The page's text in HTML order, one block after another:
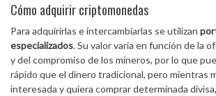
Cómo adquirir criptomonedas
Para adquirirlas e intercambiarlas se utilizan
especializados. Su valor varía en función de la
y del compromiso de los mineros, por lo que
rápido que el dinero tradicional, pero mientras
interesada y quiera comprar determinada